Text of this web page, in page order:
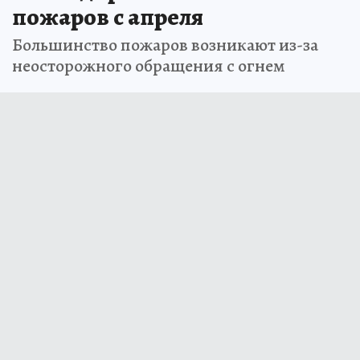
пожаров с апреля
Большинство пожаров возникают из-за
неосторожного обращения с огнем